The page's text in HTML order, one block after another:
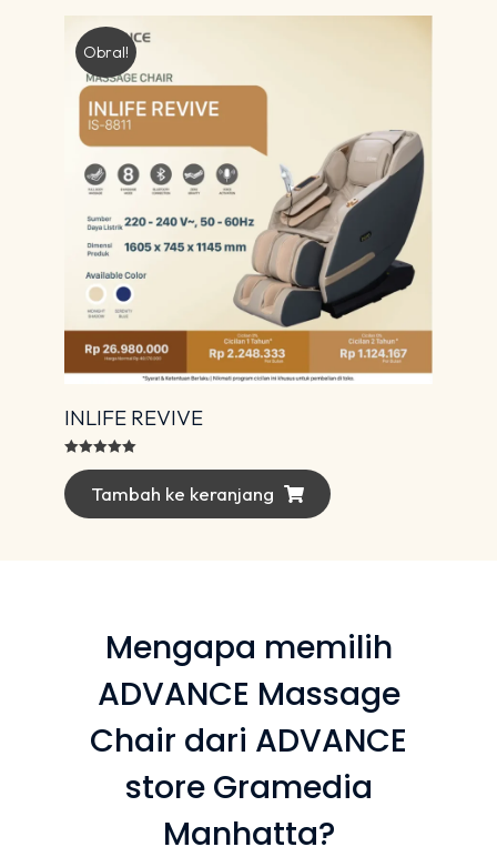
Obral!
INLIFE REVIVE
dari 5
Tambah ke keranjang
Mengapa memilih
ADVANCE Massage
Chair dari ADVANCE
store Gramedia
Manhatta?